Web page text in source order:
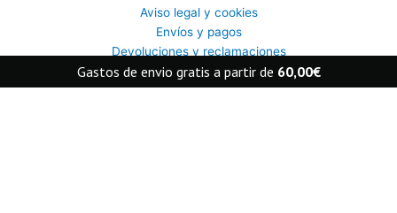
Aviso legal y cookies
Envíos y pagos
Devoluciones y reclamaciones
Gastos de envio gratis a partir de 60,00€